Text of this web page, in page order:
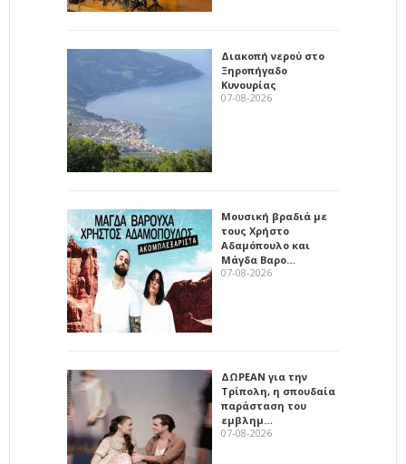
Διακοπή νερού στο
Ξηροπήγαδο
Κυνουρίας
07-08-2026
Μουσική βραδιά με
τους Χρήστο
Αδαμόπουλο και
Μάγδα Βαρο…
07-08-2026
ΔΩΡΕΑΝ για την
Τρίπολη, η σπουδαία
παράσταση του
εμβλημ…
07-08-2026